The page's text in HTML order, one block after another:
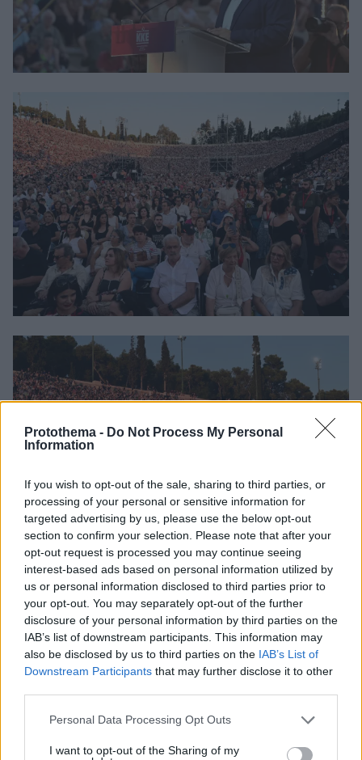
Protothema - Do Not Process My Personal
Information
If you wish to opt-out of the sale, sharing to third parties, or
processing of your personal or sensitive information for
targeted advertising by us, please use the below opt-out
section to confirm your selection. Please note that after your
opt-out request is processed you may continue seeing
interest-based ads based on personal information utilized by
us or personal information disclosed to third parties prior to
your opt-out. You may separately opt-out of the further
disclosure of your personal information by third parties on the
IAB’s list of downstream participants. This information may
also be disclosed by us to third parties on the IAB’s List of
Downstream Participants that may further disclose it to other
Please note that this website/app uses one or more Google
not limited to your visit or usage behaviour. You may click to
Personal Data Processing Opt Outs
I want to opt-out of the Sharing of my